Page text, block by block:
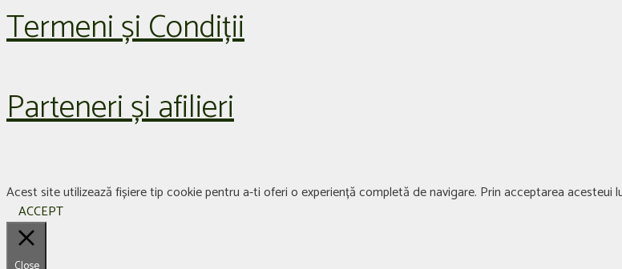
Termeni și Condiții
Parteneri și afilieri
Acest site utilizează fișiere tip cookie pentru a-ti oferi o experiență completă de navigare. Prin acceptarea
ACCEPT